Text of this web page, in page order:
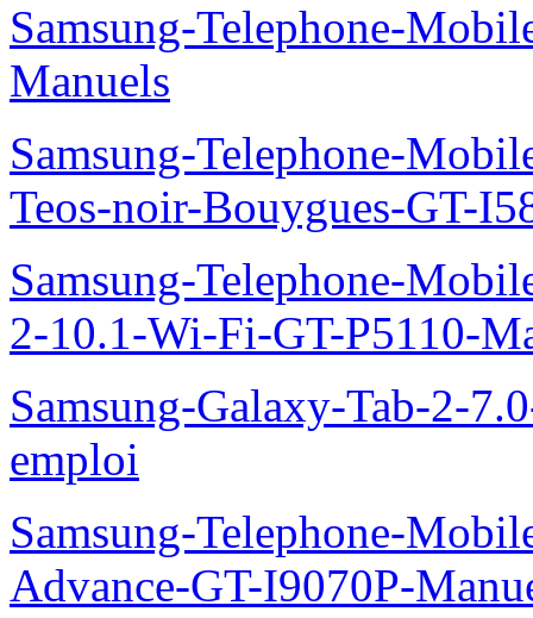
Samsung-Telephone-
Manuels
Samsung-Telephone-
Teos-noir-Bouygues-GT-
Samsung-Telephone-
2-10.1-Wi-Fi-GT-P5110-
Samsung-Galaxy-Tab-2-
emploi
Samsung-Telephone-
Advance-GT-I9070P-